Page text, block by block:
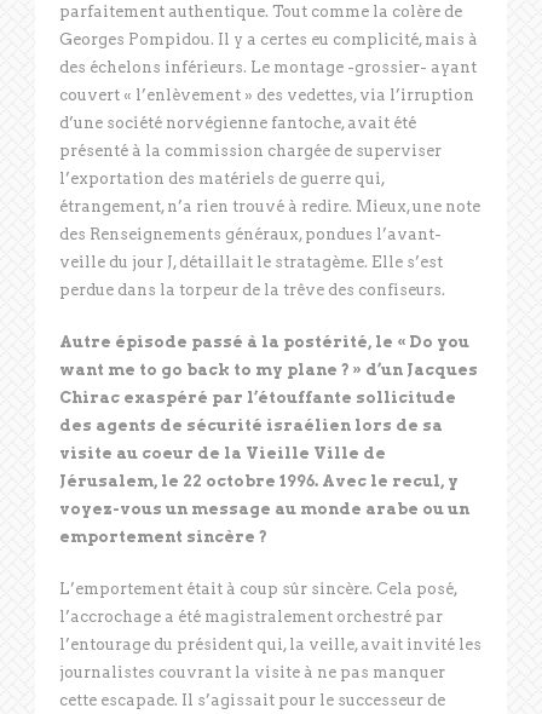
parfaitement authentique. Tout comme la colère de
Georges Pompidou. Il y a certes eu complicité, mais à
des échelons inférieurs. Le montage -grossier- ayant
couvert « l’enlèvement » des vedettes, via l’irruption
d’une société norvégienne fantoche, avait été
présenté à la commission chargée de superviser
l’exportation des matériels de guerre qui,
étrangement, n’a rien trouvé à redire. Mieux, une note
des Renseignements généraux, pondues l’avant-
veille du jour J, détaillait le stratagème. Elle s’est
perdue dans la torpeur de la trêve des confiseurs.
Autre épisode passé à la postérité, le « Do you
want me to go back to my plane ? » d’un Jacques
Chirac exaspéré par l’étouffante sollicitude
des agents de sécurité israélien lors de sa
visite au coeur de la Vieille Ville de
Jérusalem, le 22 octobre 1996. Avec le recul, y
voyez-vous un message au monde arabe ou un
emportement sincère ?
L’emportement était à coup sûr sincère. Cela posé,
l’accrochage a été magistralement orchestré par
l’entourage du président qui, la veille, avait invité les
journalistes couvrant la visite à ne pas manquer
cette escapade. Il s’agissait pour le successeur de